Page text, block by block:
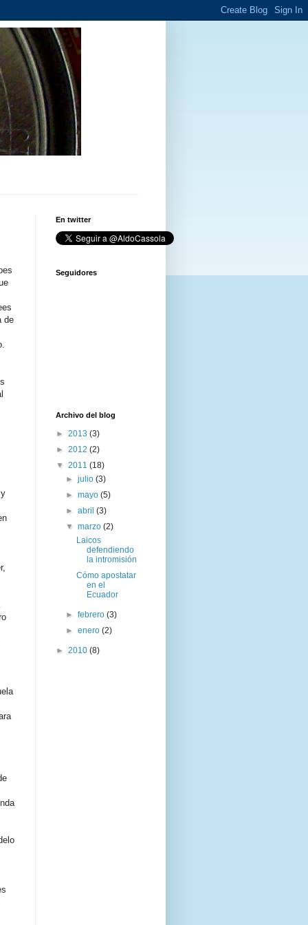
de
En twitter
Seguidores
Archivo del blog
► 2013 (3)
► 2012 (2)
▼ 2011 (18)
►julio(3)
►mayo(5)
►abril(3)
▼marzo(2)
Laicos
defendiendo
la intromisión
Cómo apostatar
en el
Ecuador
►febrero(3)
►enero(2)
► 2010 (8)